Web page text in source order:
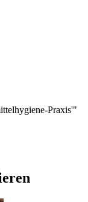
Praxis'"